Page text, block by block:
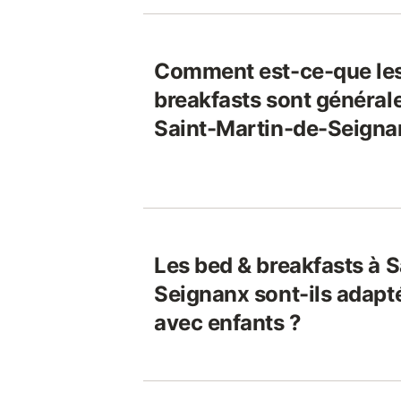
Comment est-ce-que
breakfasts sont
Saint-Martin-de-
Les bed & breakfasts à
Seignanx sont-ils
avec enfants ?